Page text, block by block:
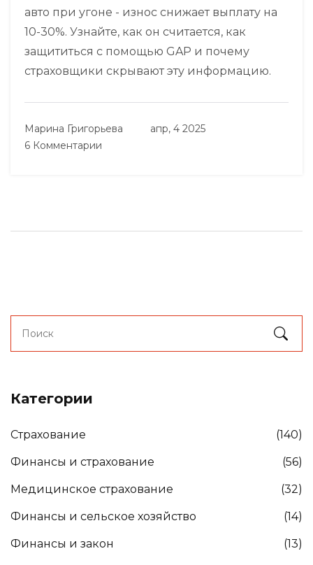
авто при угоне - износ снижает выплату на
10-30%. Узнайте, как он считается, как
защититься с помощью GAP и почему
страховщики скрывают эту информацию.
Марина Григорьева
апр, 4 2025
6 Комментарии
Категории
Страхование (140)
Финансы и страхование (56)
Медицинское страхование (32)
Финансы и сельское хозяйство (14)
Финансы и закон (13)